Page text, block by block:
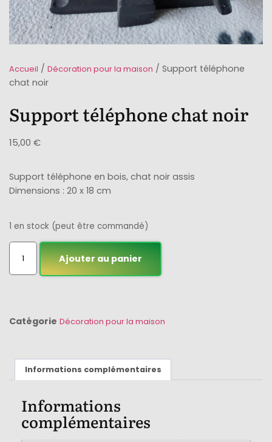
Accueil / Décoration pour la maison / Support téléphone
chat noir
Support téléphone chat noir
15,00 €
Support téléphone en bois, chat noir assis
Dimensions : 20 x 18 cm
1 en stock (peut être commandé)
Ajouter au panier
Catégorie Décoration pour la maison
Informations complémentaires
Informations
complémentaires